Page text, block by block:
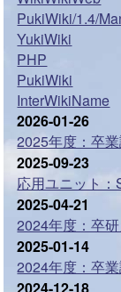
PukiWiki/1.4/
YukiWiki
PHP
PukiWiki
InterWikiName
2026-01-26
2025年度：卒
2025-09-23
応用ユニット
2025-04-21
2024年度：卒
2025-01-14
2024年度：卒